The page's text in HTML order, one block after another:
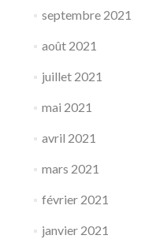
septembre 2021
août 2021
juillet 2021
mai 2021
avril 2021
mars 2021
février 2021
janvier 2021